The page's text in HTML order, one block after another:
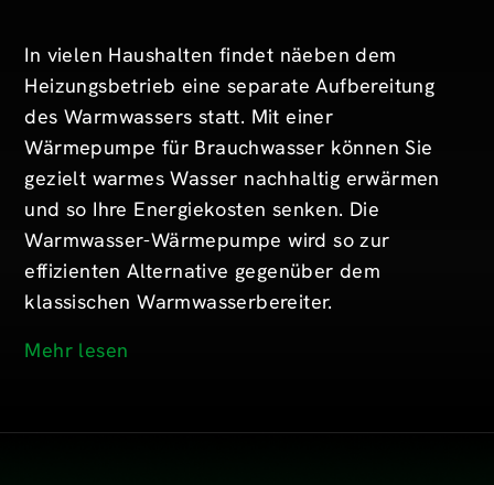
In vielen Haushalten findet näeben dem
Heizungsbetrieb eine separate Aufbereitung
des Warmwassers statt. Mit einer
Wärmepumpe für Brauchwasser können Sie
gezielt warmes Wasser nachhaltig erwärmen
und so Ihre Energiekosten senken. Die
Warmwasser-Wärmepumpe wird so zur
effizienten Alternative gegenüber dem
klassischen Warmwasserbereiter.
Mehr lesen